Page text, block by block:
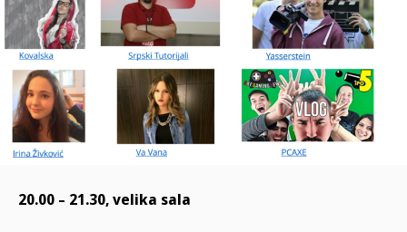
20.00 – 21.30, velika sala